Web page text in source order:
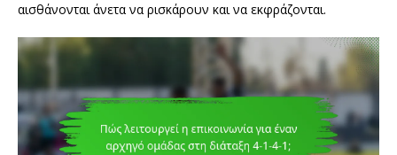
αισθάνονται άνετα να ρισκάρουν και να εκφράζονται.